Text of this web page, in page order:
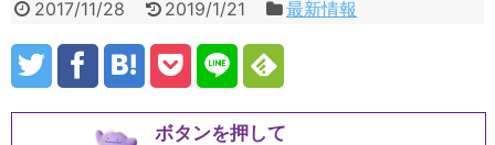
2017/11/28 2019/1/21 最新情報
ボタンを押して